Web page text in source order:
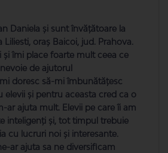
Daniela și sunt învățătoare la
Liliesti, oraș Baicoi, jud. Prahova.
și îmi place foarte mult ceea ce
de ajutorul
doresc să-mi îmbunătățesc
elevii și pentru aceasta cred ca o
ar ajuta mult. Elevii pe care îi am
inteligenți și, tot timpul trebuie
cu lucruri noi și interesante.
ar ajuta sa ne diversificam